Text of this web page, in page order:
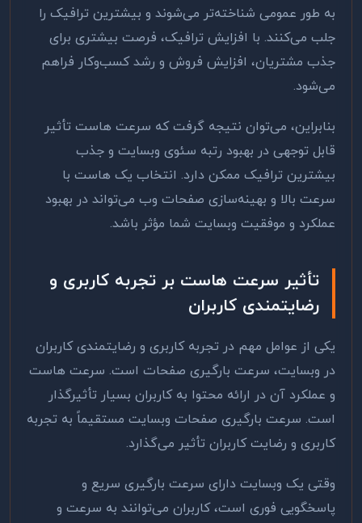
به طور عمومی شناخته‌تر می‌شوند و بیشترین ترافیک را
جلب می‌کنند. با افزایش ترافیک، فرصت بیشتری برای
جذب مشتریان، افزایش فروش و رشد کسب‌وکار فراهم
می‌شود.
بنابراین، می‌توان نتیجه گرفت که سرعت هاست تأثیر
قابل توجهی در بهبود رتبه سئوی وبسایت و جذب
بیشترین ترافیک ممکن دارد. انتخاب یک هاست با
سرعت بالا و بهینه‌سازی صفحات وب می‌تواند در بهبود
عملکرد و موفقیت وبسایت شما مؤثر باشد.
تأثیر سرعت هاست بر تجربه کاربری و
رضایتمندی کاربران
یکی از عوامل مهم در تجربه کاربری و رضایتمندی کاربران
در وبسایت، سرعت بارگیری صفحات است. سرعت هاست
و عملکرد آن در ارائه محتوا به کاربران بسیار تأثیرگذار
است. سرعت بارگیری صفحات وبسایت مستقیماً به تجربه
کاربری و رضایت کاربران تأثیر می‌گذارد.
وقتی یک وبسایت دارای سرعت بارگیری سریع و
پاسخگویی فوری است، کاربران می‌توانند به سرعت و